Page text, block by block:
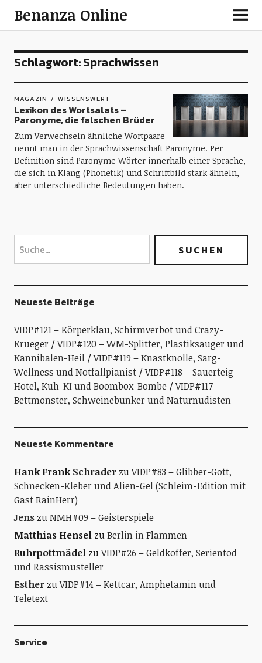
Benanza Online
Schlagwort:Sprachwissen
MAGAZIN WISSENSWERT
Lexikon des Wortsalats –
Paronyme, die falschen Brüder
Zum Verwechseln ähnliche Wortpaare
nennt man in der Sprachwissenschaft Paronyme. Per
Definition sind Paronyme Wörter innerhalb einer Sprache,
die sich in Klang (Phonetik) und Schriftbild stark ähneln,
aber unterschiedliche Bedeutungen haben.
Neueste Beiträge
VIDP#121 – Körperklau, Schirmverbot und Crazy-
Krueger
VIDP#120 – WM-Splitter, Plastiksauger und
Kannibalen-Heil
VIDP#119 – Knastknolle, Sarg-
Wellness und Notfallpianist
VIDP#118 – Sauerteig-
Hotel, Kuh-KI und Boombox-Bombe
VIDP#117 –
Bettmonster, Schweinebunker und Naturnudisten
Neueste Kommentare
Hank Frank SchraderzuVIDP#83 – Glibber-Gott,
Schnecken-Kleber und Alien-Gel (Schleim-Edition mit
Gast RainHerr)
JenszuNMH#09 – Geisterspiele
Matthias HenselzuBerlin in Flammen
RuhrpottmädelzuVIDP#26 – Geldkoffer, Serientod
und Rassismusteller
EstherzuVIDP#14 – Kettcar, Amphetamin und
Teletext
Service